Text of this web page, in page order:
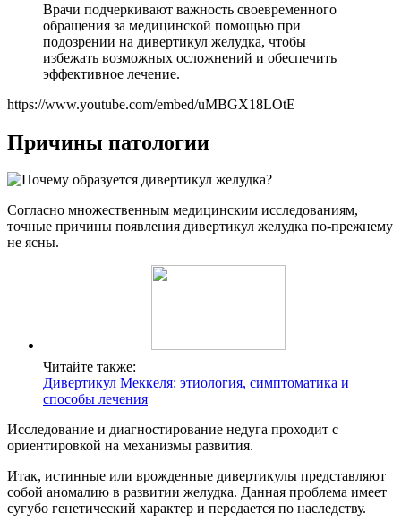
Врачи подчеркивают важность своевременного
обращения за медицинской помощью при
подозрении на дивертикул желудка, чтобы
избежать возможных осложнений и обеспечить
эффективное лечение.
https://www.youtube.com/embed/uMBGX18LOtE
Причины патологии
Согласно множественным медицинским исследованиям,
точные причины появления дивертикул желудка по-прежнему
не ясны.
Читайте также:
Дивертикул Меккеля: этиология, симптоматика и
способы лечения
Исследование и диагностирование недуга проходит с
ориентировкой на механизмы развития.
Итак, истинные или врожденные дивертикулы представляют
собой аномалию в развитии желудка. Данная проблема имеет
сугубо генетический характер и передается по наследству.